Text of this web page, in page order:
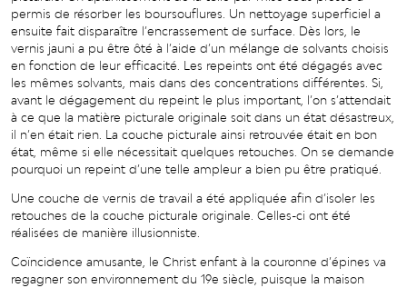
permis de résorber les boursouflures. Un nettoyage superficiel a
ensuite fait disparaître l’encrassement de surface. Dès lors, le
vernis jauni a pu être ôté à l’aide d’un mélange de solvants choisis
en fonction de leur efficacité. Les repeints ont été dégagés avec
les mêmes solvants, mais dans des concentrations différentes. Si,
avant le dégagement du repeint le plus important, l’on s’attendait
à ce que la matière picturale originale soit dans un état désastreux,
il n’en était rien. La couche picturale ainsi retrouvée était en bon
état, même si elle nécessitait quelques retouches. On se demande
pourquoi un repeint d’une telle ampleur a bien pu être pratiqué.
Une couche de vernis de travail a été appliquée afin d’isoler les
retouches de la couche picturale originale. Celles-ci ont été
réalisées de manière illusionniste.
Coïncidence amusante, le Christ enfant à la couronne d’épines va
regagner son environnement du 19e siècle, puisque la maison